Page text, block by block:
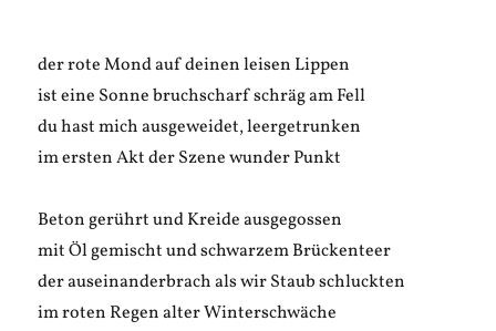
der rote Mond auf deinen leisen Lippen
ist eine Sonne bruchscharf schräg am Fell
du hast mich ausgeweidet, leergetrunken
im ersten Akt der Szene wunder Punkt
Beton gerührt und Kreide ausgegossen
mit Öl gemischt und schwarzem Brückenteer
der auseinanderbrach als wir Staub schluckten
im roten Regen alter Winterschwäche